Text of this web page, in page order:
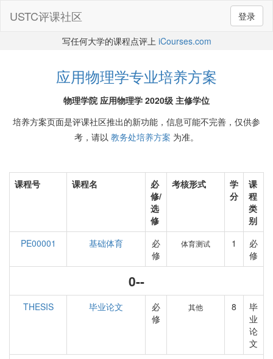
登录
USTC评课社区
写任何大学的课程点评上 iCourses.com
应用物理学专业培养方案
物理学院 应用物理学 2020级 主修学位
培养方案页面是评课社区推出的新功能，信息可能不完善，仅供参
考，请以 教务处培养方案 为准。
课程号 课程名
必
修/
选
修
考核形式
学
分
课
程
类
别
PE00001
基础体育
必
修
体育测试 1
必
修
0--
THESIS 毕业论文
必
修
其他 8
毕
业
论
文